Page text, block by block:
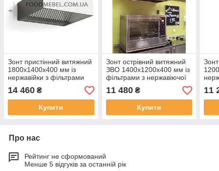
Зонт пристінний витяжний
1800x1400x400 мм із
нержавійки з фільтрами
14 460 ₴
Купити
Зонт острівний витяжний
ЗВО 1400х1200х400 мм із
фільтрами з нержавіючої
сталі
11 480₴
Купити
11
Про нас
Рейтинг не сформований
Менше 5 відгуків за останній рік